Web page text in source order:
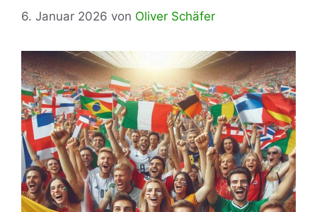
6. Januar 2026 von Oliver Schäfer